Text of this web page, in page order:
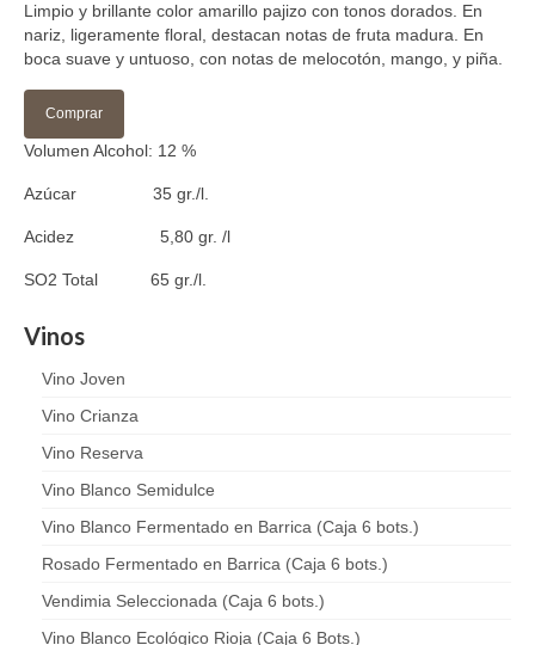
Limpio y brillante color amarillo pajizo con tonos dorados. En
nariz, ligeramente floral, destacan notas de fruta madura. En
boca suave y untuoso, con notas de melocotón, mango, y piña.
Comprar
Volumen Alcohol: 12 %
Azúcar 35 gr./l.
Acidez 5,80 gr. /l
SO2 Total 65 gr./l.
Vinos
Vino Joven
Vino Crianza
Vino Reserva
Vino Blanco Semidulce
Vino Blanco Fermentado en Barrica (Caja 6 bots.)
Rosado Fermentado en Barrica (Caja 6 bots.)
Vendimia Seleccionada (Caja 6 bots.)
Vino Blanco Ecológico Rioja (Caja 6 Bots.)